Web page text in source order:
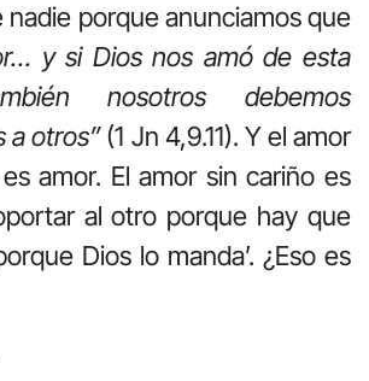
nadie porque anunciamos que
y si Dios nos amó de esta
nosotros debemos
a otros”(1 Jn 4,9.11). Y el amor
amor. El amor sin cariño es
al otro porque hay que
Dios lo manda’. ¿Eso es